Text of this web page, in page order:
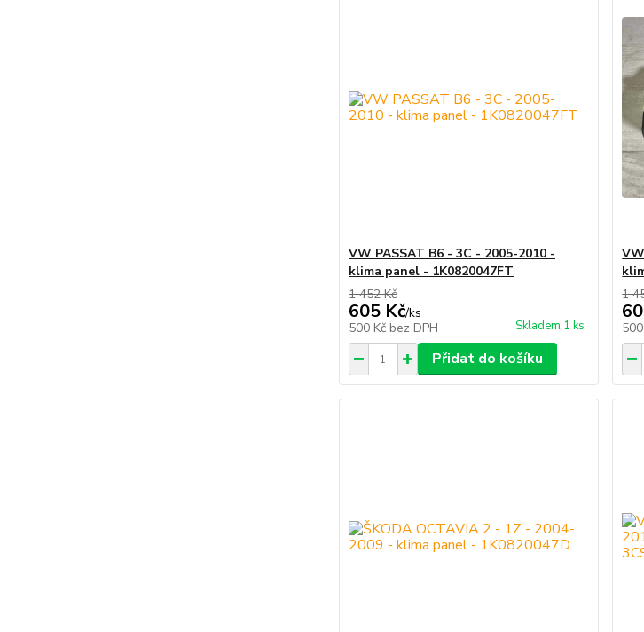
VW PASSAT B6 - 3C - 2005-2010 -
klima panel - 1K0820047FT
1 452 Kč
605 Kč/ks
500 Kč bez DPH Skladem 1 ks
Přidat do košíku
1